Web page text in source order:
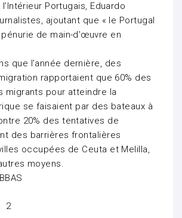
Portugais, Eduardo
ajoutant que « le Portugal
de main-d’œuvre en
que l’année dernière, des
rapportaient que 60% des
migrants pour atteindre la
se faisaient par des bateaux à
20% des tentatives de
des barrières frontalières
occupées de Ceuta et Melilla,
moyens.
2